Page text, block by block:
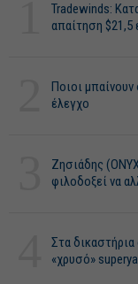
Tradewinds:
απαίτηση $21,5
Ποιοι
έλεγχο
Ζησιάδης
φιλοδοξεί να
Στα δικαστήρια
«χρυσό»